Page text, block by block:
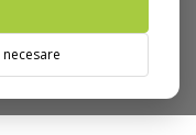
accesati website-ul